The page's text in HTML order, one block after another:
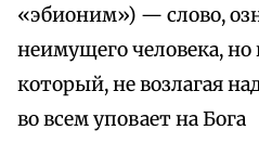
«эбионим») — слово,
неимущего человека, но
который, не возлагая
во всем уповает на Бога